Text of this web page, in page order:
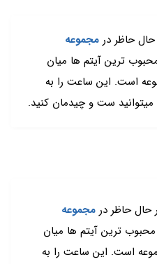
حاظر در مجموعه
ترین آیتم ها میان
است. این ساعت را به
ست و چیدمان کنید.
حال حاظر در مجموعه
ترین آیتم ها میان
است. این ساعت را به